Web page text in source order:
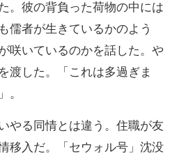
。彼の背負った荷物の中には
儒者が生きているかのよう
咲いているのかを話した。や
渡した。「これは多過ぎま
。
やる同情とは違う。住職が友
移入だ。「セウォル号」沈没